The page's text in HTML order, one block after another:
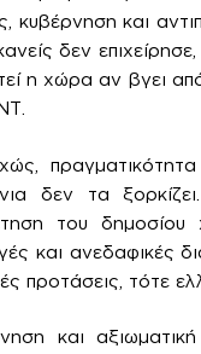
κυβέρνηση και
δεν
η χώρα αν βγει
δεν τα
του
και ανεδαφικές
προτάσεις, τότε
και